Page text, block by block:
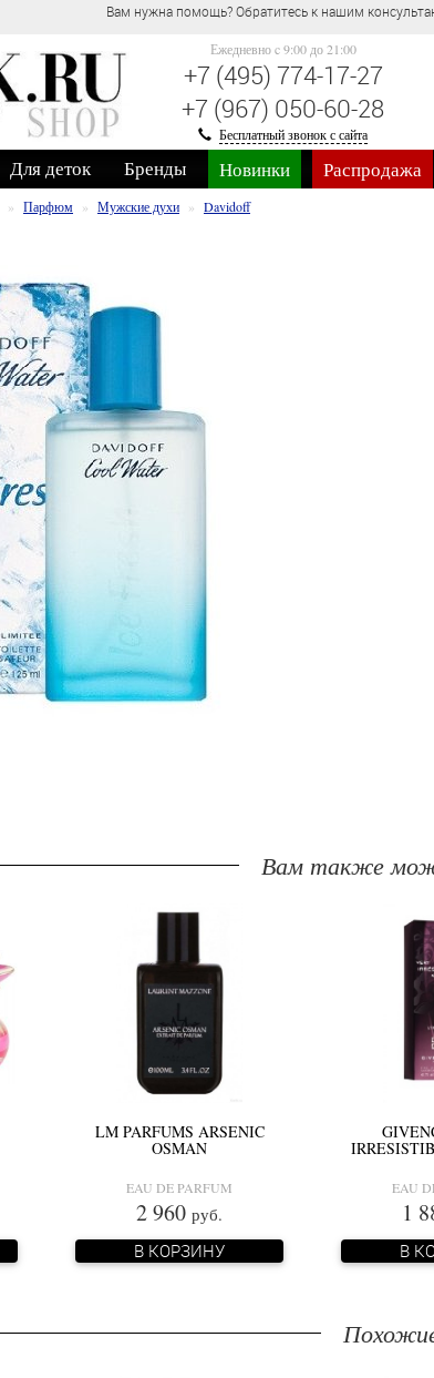
Вам нужна помощь? Обратитесь к нашим
Ежедневно c 9:00 до 21:00
+7 (495) 774-17-27
+7 (967) 050-60-28
Бесплатный звонок с сайта
Для деток Бренды Новинки Распродажа
Парфюм Мужские духи Davidoff
Вам также
LM PARFUMS ARSENIC
OSMAN
EAU DE PARFUM
2 960 руб.
В КОРЗИНУ
EAU
1
В